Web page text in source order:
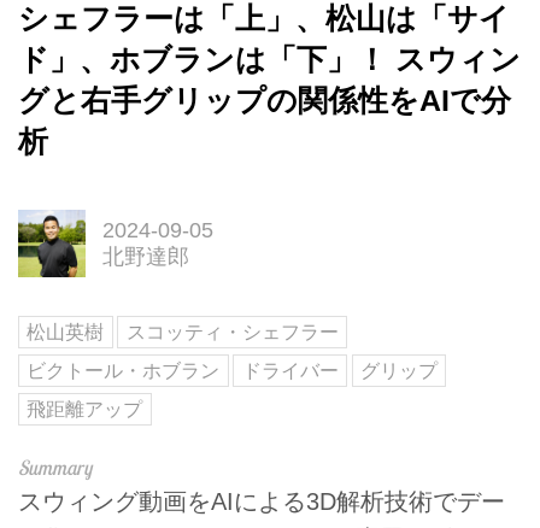
シェフラーは「上」、松山は「サイ
ド」、ホブランは「下」！ スウィン
グと右手グリップの関係性をAIで分
析
2024-09-05
北野達郎
松山英樹
スコッティ・シェフラー
ビクトール・ホブラン
ドライバー
グリップ
飛距離アップ
スウィング動画をAIによる3D解析技術でデー